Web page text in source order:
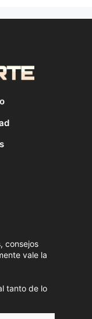
consejos
vale la
tanto de lo